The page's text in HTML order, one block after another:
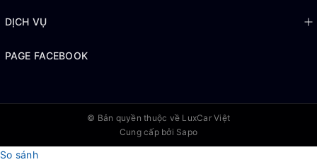
DỊCH VỤ
PAGE FACEBOOK
© Bản quyền thuộc về LuxCar Việt
Cung cấp bởi Sapo
So sánh